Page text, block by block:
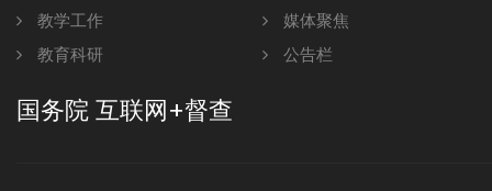
教学工作
教育科研
媒体聚焦
公告栏
国务院 互联网+督查